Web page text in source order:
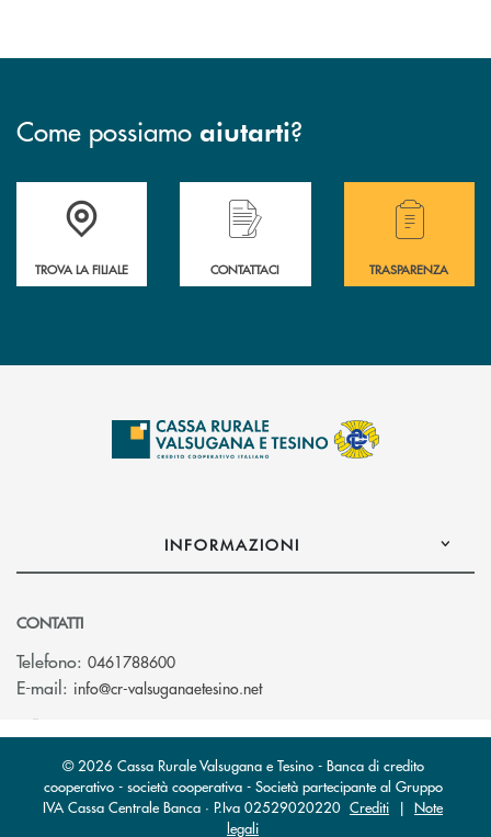
Come possiamo aiutarti?
Accedi all' elenco completo delle filiali .
TROVA LA FILIALE
Hai bisogno di assistenza immediata?
CONTATTACI
Hai bisogno di
TRASPARENZA
INFORMAZIONI
CONTATTI
Telefono: 0461788600
E-mail: info@cr-valsuganaetesino.net(si apre l’app di posta
© 2026 Cassa Rurale Valsugana e Tesino - Banca di credito
cooperativo - società cooperativa - Società partecipante al Gruppo
IVA Cassa Centrale Banca · P.Iva 02529020220 Crediti | Note
legali